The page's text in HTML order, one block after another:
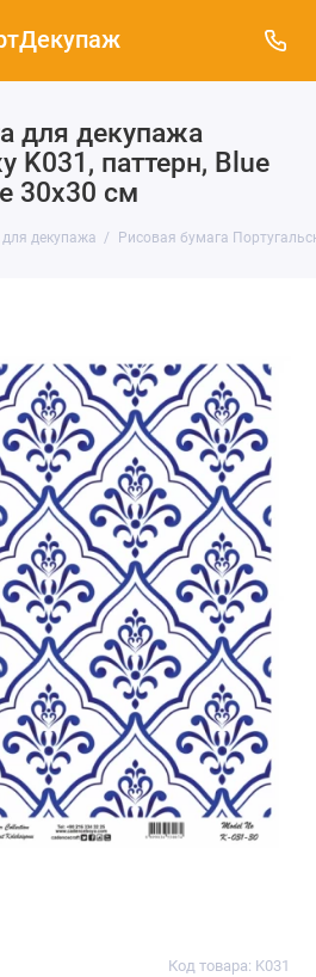
для декупажа
K031, паттерн, Blue
30х30 см
декупажа Рисовая бумага
Код товара: K031